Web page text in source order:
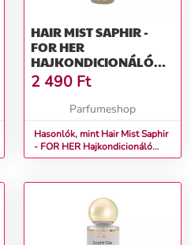
HAIR MIST SAPHIR -
FOR HER
HAJKONDICIONÁLÓ
SPRAY - 75ML
2 490 Ft
Parfumeshop
Hasonlók, mint Hair Mist Saphir
- FOR HER Hajkondicionáló
spray - 75ml